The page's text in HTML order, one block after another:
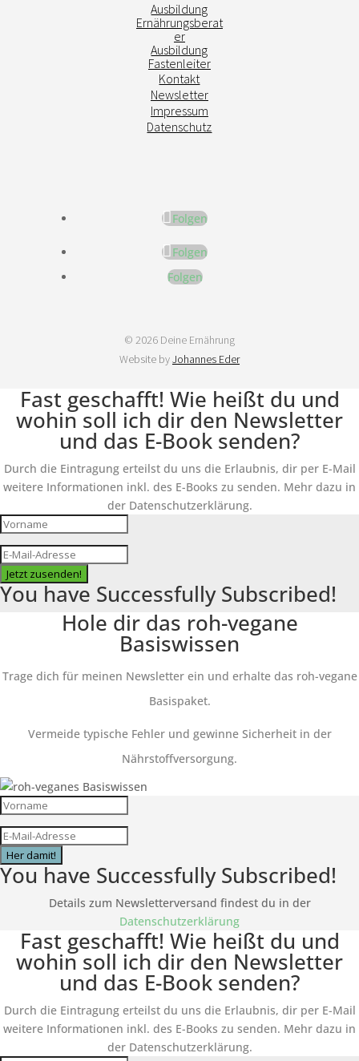
Ausbildung
Ernährungsberat
er
Ausbildung
Fastenleiter
Kontakt
Newsletter
Impressum
Datenschutz
Folgen
Folgen
Folgen
© 2026 Deine Ernährung
Website byJohannes Eder
Fast geschafft! Wie heißt du und
wohin soll ich dir den Newsletter
und das E-Book senden?
Durch die Eintragung erteilst du uns die Erlaubnis, dir per E-Mail
weitere Informationen inkl. des E-Books zu senden. Mehr dazu in
der Datenschutzerklärung.
Jetzt zusenden!
You have Successfully Subscribed!
Hole dir das roh-vegane
Basiswissen
Trage dich für meinen Newsletter ein und erhalte das roh-vegane
Basispaket.
Vermeide typische Fehler und gewinne Sicherheit in der
Nährstoffversorgung.
Her damit!
You have Successfully Subscribed!
Details zum Newsletterversand findest du in der
Datenschutzerklärung
Fast geschafft! Wie heißt du und
wohin soll ich dir den Newsletter
und das E-Book senden?
Durch die Eintragung erteilst du uns die Erlaubnis, dir per E-Mail
weitere Informationen inkl. des E-Books zu senden. Mehr dazu in
der Datenschutzerklärung.